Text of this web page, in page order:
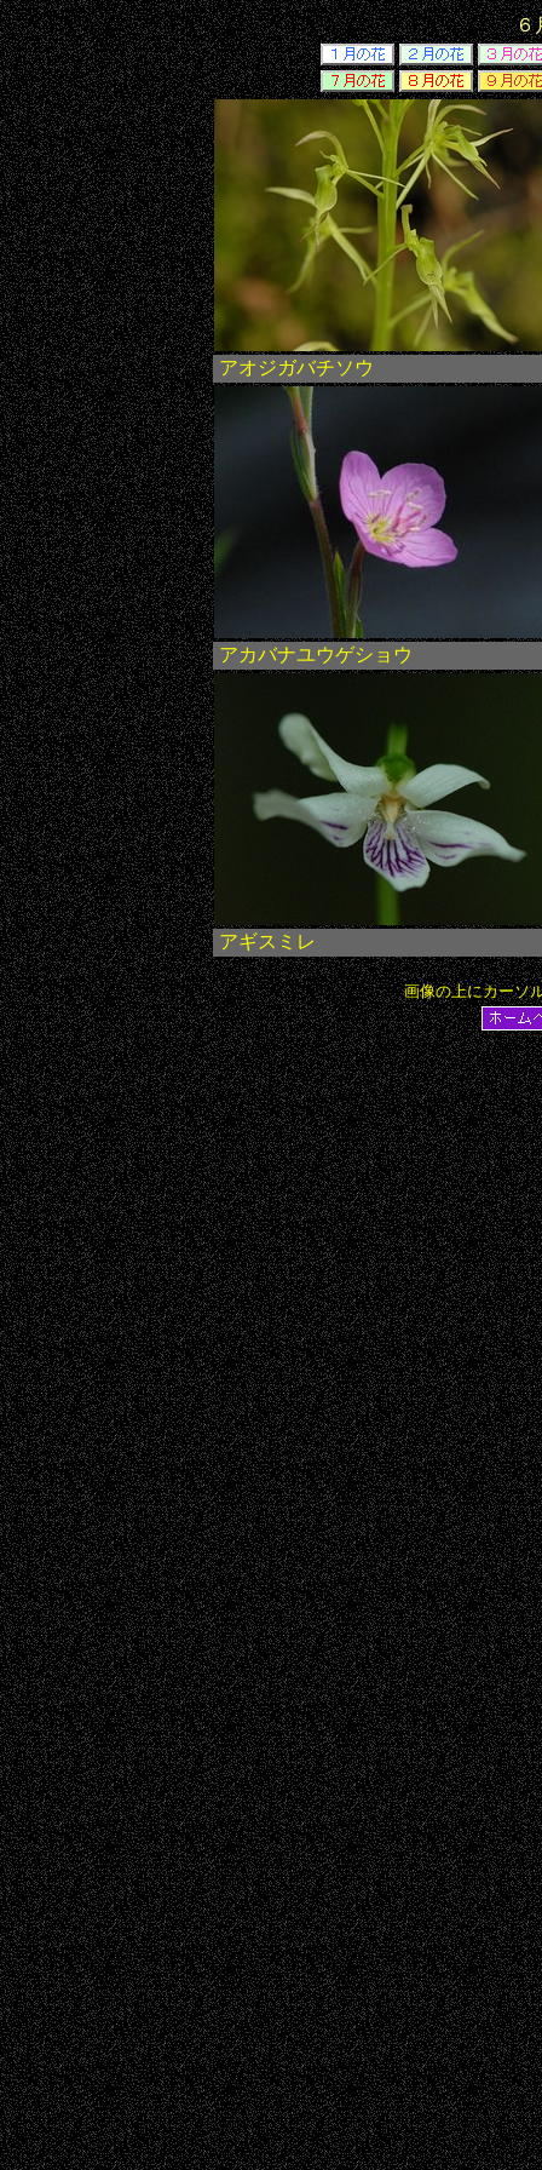
６
アオジガバチソウ
アカバナユウゲショウ
アギスミレ
画像の上にカーソ